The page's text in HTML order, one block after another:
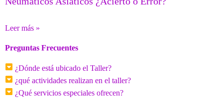
Leer más »
Preguntas Frecuentes
¿Dónde está ubicado el Taller?
¿qué actividades realizan en el taller?
¿Qué servicios especiales ofrecen?